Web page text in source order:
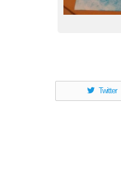
Twitter